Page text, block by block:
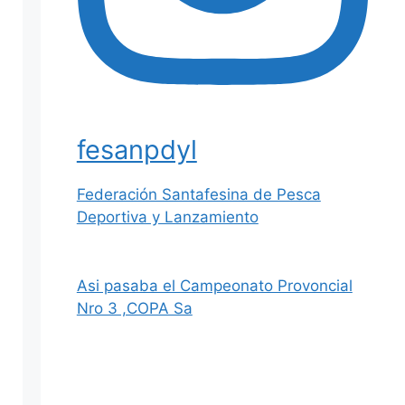
Conmemoran
do el Dia del
Pescador
Deportivo
Compartir
fesanpdyl
Federación Santafesina de Pesca
Deportiva y Lanzamiento
Asi pasaba el Campeonato Provoncial
Nro 3 ,COPA Sa